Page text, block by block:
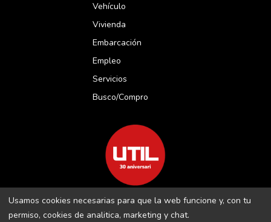
Usamos cookies necesarias para que la web funcione y, con tu
permiso, cookies de analitica, marketing y chat.
Vehículo
Vivienda
Embarcación
Empleo
Servicios
Busco/compro
REVISTA UTIL MENORCA S.L C/ BORJA MOLL, 18 · 07703 MAÓ-